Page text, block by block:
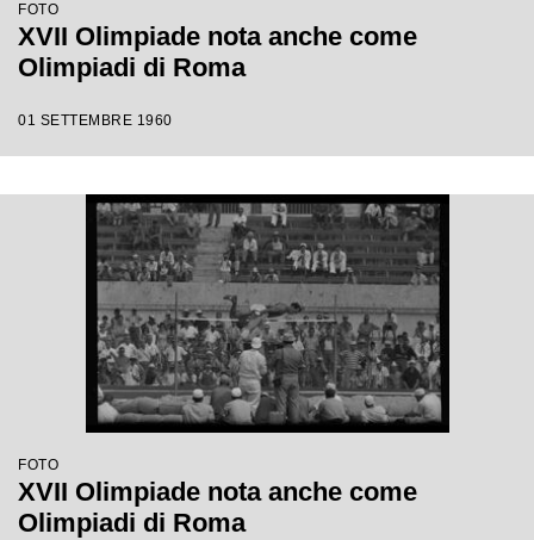
FOTO
XVII Olimpiade nota anche come
Olimpiadi di Roma
01 SETTEMBRE 1960
FOTO
XVII Olimpiade nota anche come
Olimpiadi di Roma